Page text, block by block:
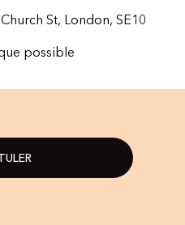
St, London, SE10
possible